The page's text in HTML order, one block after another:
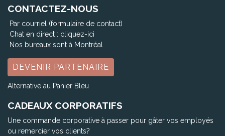
CONTACTEZ-NOUS
Par courriel (formulaire de contact)
Chat en direct : cliquez-ici
Nos bureaux sont à Montréal
DEVENIR PARTENAIRE
Alternative au Panier Bleu
CADEAUX CORPORATIFS
Une commande corporative à passer pour gâter vos employés
ou remercier vos clients?